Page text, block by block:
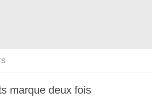
marque deux fois